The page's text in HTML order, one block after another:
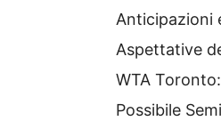
Anticipazioni
Aspettative
WTA Toronto:
Possibile